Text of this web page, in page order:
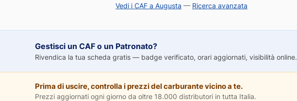
Vedi i CAF a Augusta — Ricerca avanzata
Gestisci un CAF o un Patronato?
Rivendica la tua scheda gratis — badge verificato, orari aggiornati, visibilità online.
Prima di uscire, controlla i prezzi del carburante vicino a te.
Prezzi aggiornati ogni giorno da oltre 18.000 distributori in tutta Italia.